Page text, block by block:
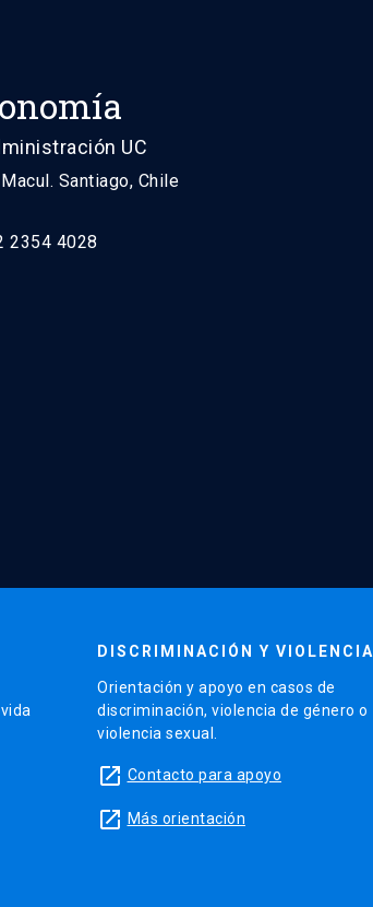
UC
Santiago, Chile
2354 4028
DISCRIMINACIÓN Y VIOLENCIA
Orientación y apoyo en casos de
discriminación, violencia de género o
violencia sexual.
launch Contacto para apoyo
launch Más orientación